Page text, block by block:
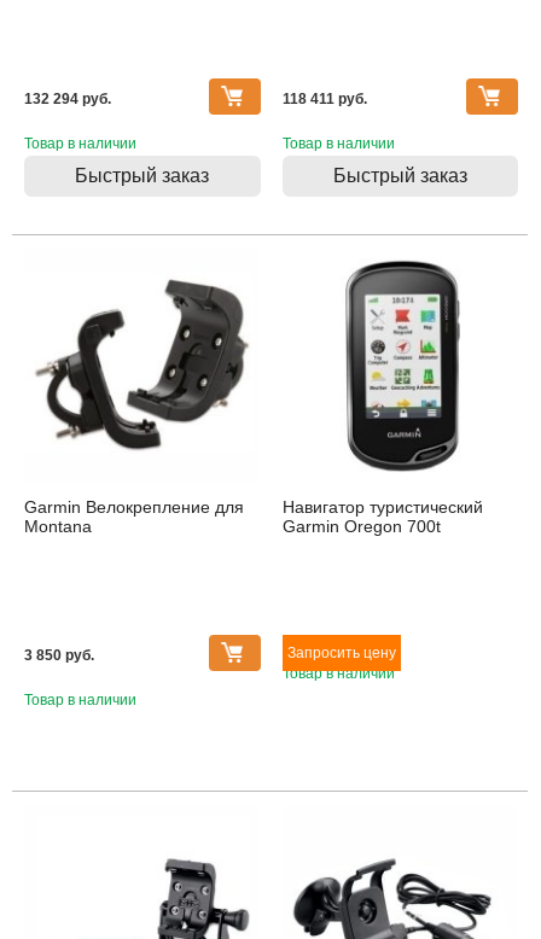
132 294 pуб.
Товар в наличии
Быстрый заказ
118 411 pуб.
Товар в наличии
Быстрый заказ
Garmin Велокрепление для
Montana
3 850 pуб.
Товар в наличии
Навигатор туристический
Garmin Oregon 700t
Товар в наличии